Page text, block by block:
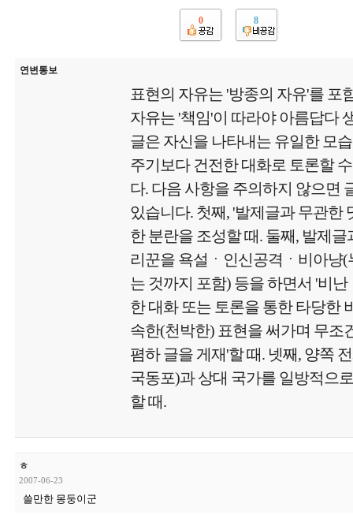
0 8
연변통보
표현의 자유는 '방종의 자유'를 포
자유는 '책임'이 따라야 아름답다
글은 자신을 나타내는 유일한 모
주기보다 건전한 대화로 토론할
다. 다음 사항을 주의하지 않으면
있습니다. 첫째, '발제글과 무관한
한 분란을 조성할 때. 둘째, 발제
리꾼을 욕설ㆍ인신공격ㆍ비아냥
는 것까지 포함) 등을 하면서 '비
한 대화 또는 토론을 통한 타당한
속한(천박한) 표현을 써가며 무조
폄하 글을 게재'할 때. 넷째, 양쪽
국동포)과 상대 국가를 일방적으
할 때.
ㅎ
2007-06-23
쓸만한 몽둥이군